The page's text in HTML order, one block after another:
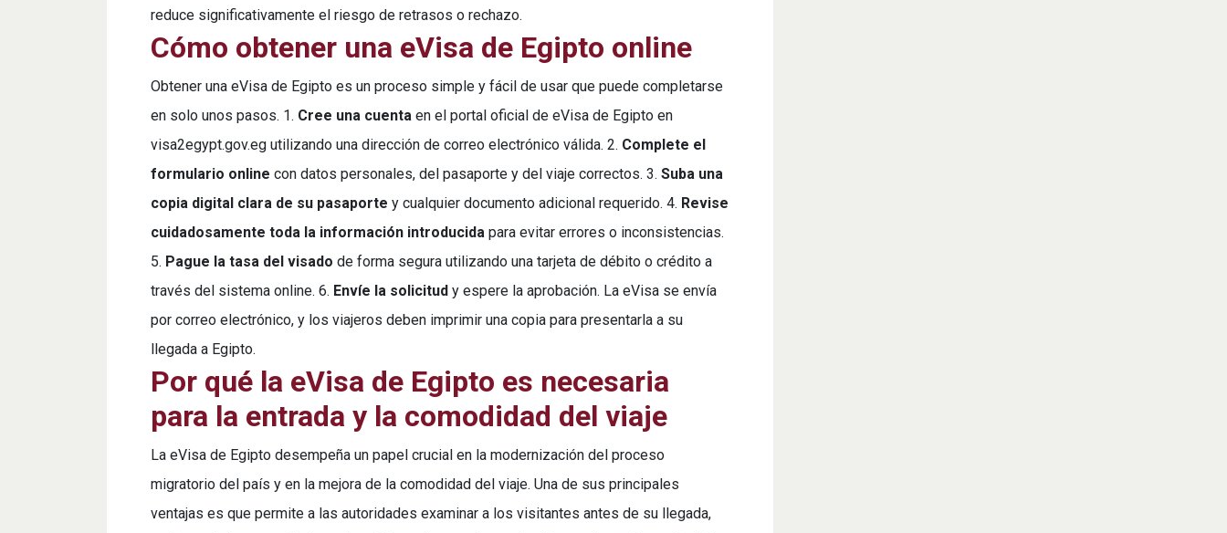
reduce significativamente el riesgo de retrasos o rechazo.
Cómo obtener una eVisa de Egipto online
Obtener una eVisa de Egipto es un proceso simple y fácil de usar que puede completarse
en solo unos pasos. 1. Cree una cuenta en el portal oficial de eVisa de Egipto en
visa2egypt.gov.eg utilizando una dirección de correo electrónico válida. 2. Complete el
formulario online con datos personales, del pasaporte y del viaje correctos. 3. Suba una
copia digital clara de su pasaporte y cualquier documento adicional requerido. 4. Revise
cuidadosamente toda la información introducida para evitar errores o inconsistencias.
5. Pague la tasa del visado de forma segura utilizando una tarjeta de débito o crédito a
través del sistema online. 6. Envíe la solicitud y espere la aprobación. La eVisa se envía
por correo electrónico, y los viajeros deben imprimir una copia para presentarla a su
llegada a Egipto.
Por qué la eVisa de Egipto es necesaria
para la entrada y la comodidad del viaje
La eVisa de Egipto desempeña un papel crucial en la modernización del proceso
migratorio del país y en la mejora de la comodidad del viaje. Una de sus principales
ventajas es que permite a las autoridades examinar a los visitantes antes de su llegada,